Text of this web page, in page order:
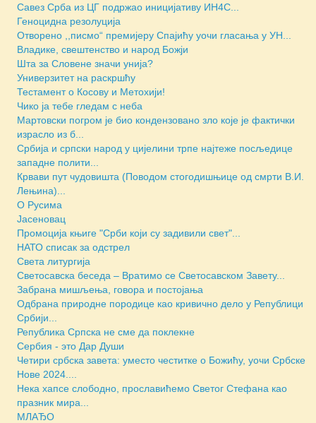
Савез Срба из ЦГ подржао иницијативу ИН4С...
Геноцидна резолуција
Отворено ,,писмо“ премијеру Спајићу уочи гласања у УН...
Владике, свештенство и народ Божји
Шта за Словене значи унија?
Универзитет на раскршћу
Тестамент о Косову и Метохији!
Чико ја тебе гледам с неба
Мартовски погром је био кондензовано зло које је фактички
израсло из б...
Србија и српски народ у цијелини трпе најтеже посљедице
западне полити...
Крвави пут чудовишта (Поводом стогодишњице од смрти В.И.
Лењина)...
О Русима
Јасеновац
Промоција књиге "Срби који су задивили свет"...
НАТО списак за одстрел
Света литургија
Светосавска беседа – Вратимо се Светосавском Завету...
Забрана мишљења, говора и постојања
Одбрана природне породице као кривично дело у Републици
Србији...
Република Српска не сме да поклекне
Сербия - это Дар Души
Четири србска завета: уместо честитке о Божићу, уочи Србске
Нове 2024....
Нека хапсе слободно, прославићемо Светог Стефана као
празник мира...
МЛАЂО